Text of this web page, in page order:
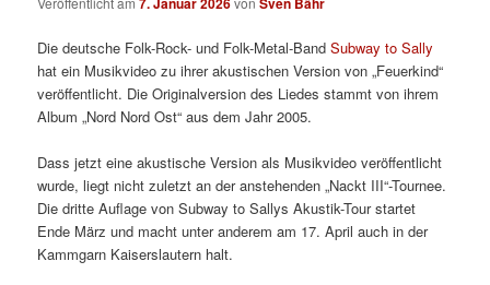
Die deutsche Folk-Rock- und Folk-Metal-BandSubway to Sally
hat ein Musikvideo zu ihrer akustischen Version von „Feuerkind“
veröffentlicht. Die Originalversion des Liedes stammt von ihrem
Album „Nord Nord Ost“ aus dem Jahr 2005.
Dass jetzt eine akustische Version als Musikvideo veröffentlicht
wurde, liegt nicht zuletzt an der anstehenden „Nackt III“-Tournee.
Die dritte Auflage von Subway to Sallys Akustik-Tour startet
Ende März und macht unter anderem am 17. April auch in der
Kammgarn Kaiserslautern halt.